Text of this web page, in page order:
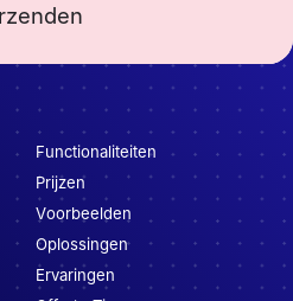
Functionaliteiten
Prijzen
Voorbeelden
Oplossingen
Ervaringen